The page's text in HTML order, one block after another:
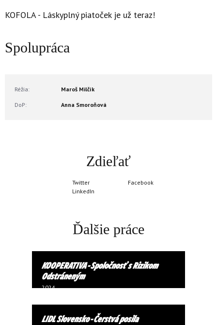
KOFOLA - Láskyplný piatoček je už teraz!
Spolupráca
Réžia: Maroš Milčík
DoP: Anna Smoroňová
Zdieľať
Twitter
Facebook
LinkedIn
Ďalšie práce
KOOPERATIVA - Spoločnosť s Rizikom
Odstráneným
2024
LIDL Slovensko - Čerstvá posila